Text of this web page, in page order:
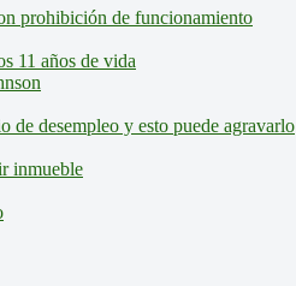
prohibición de funcionamiento
11 años de vida
de desempleo y esto puede agravarlo
inmueble